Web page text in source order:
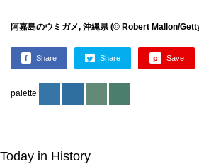
阿嘉島のウミガメ, 沖縄県 (© Robert Mallon/
f Share Share p Save
palette
Today in History